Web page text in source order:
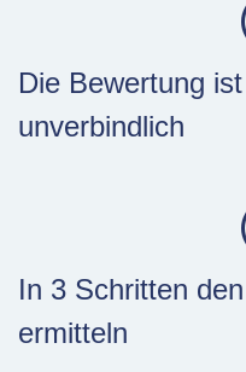
Die Bewertung ist
unverbindlich
In 3 Schritten
ermitteln